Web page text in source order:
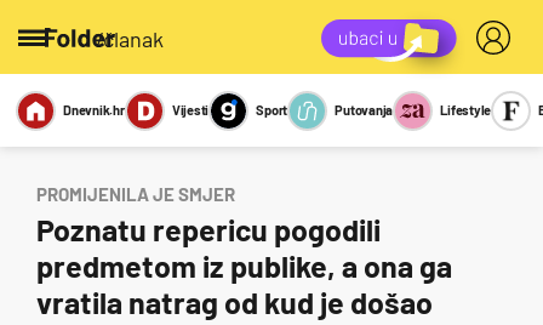
/članak
Miks Kviz
Report
Sexy
Dnevnik.hr Vijesti Sport Putovanja Lifestyle
PROMIJENILA JE SMJER
Poznatu repericu pogodili
predmetom iz publike, a ona ga
vratila natrag od kud je došao